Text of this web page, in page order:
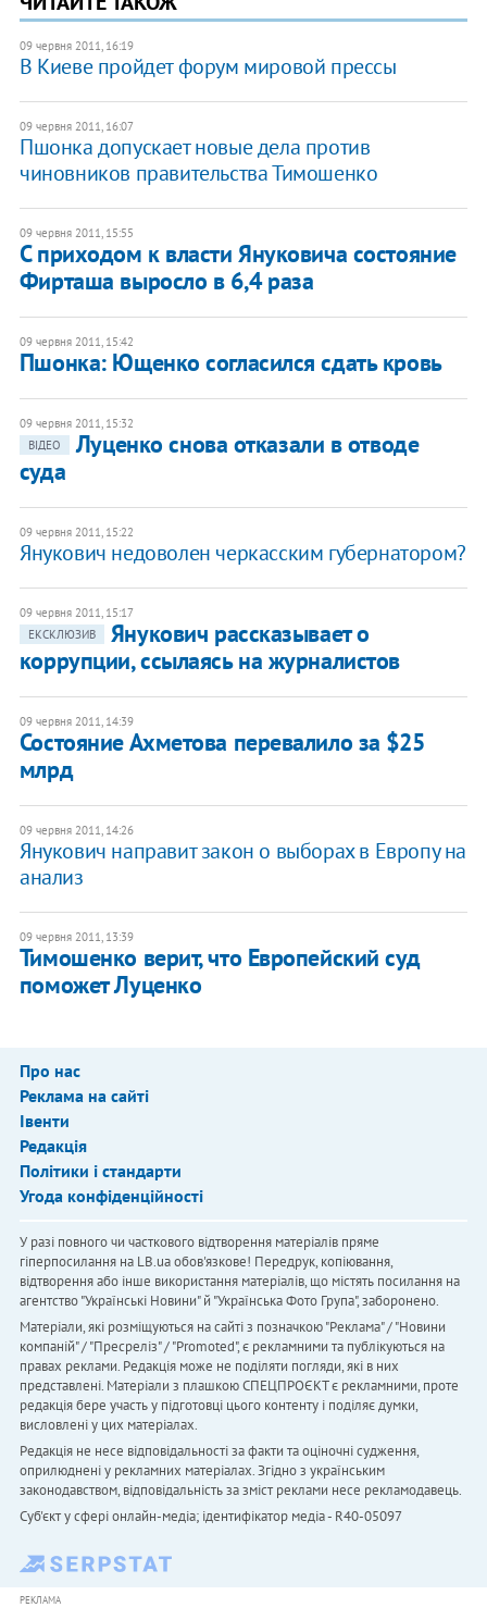
09 червня 2011, 16:19
В Киеве пройдет форум мировой прессы
09 червня 2011, 16:07
Пшонка допускает новые дела против
чиновников правительства Тимошенко
09 червня 2011, 15:55
С приходом к власти Януковича состояние
Фирташа выросло в 6,4 раза
09 червня 2011, 15:42
Пшонка: Ющенко согласился сдать кровь
09 червня 2011, 15:32
ВІДЕО
Луценко снова отказали в отводе
суда
09 червня 2011, 15:22
Янукович недоволен черкасским губернатором?
09 червня 2011, 15:17
ЕКСКЛЮЗИВ
Янукович рассказывает о
коррупции, ссылаясь на журналистов
09 червня 2011, 14:39
Состояние Ахметова перевалило за $25
млрд
09 червня 2011, 14:26
Янукович направит закон о выборах в Европу на
анализ
09 червня 2011, 13:39
Тимошенко верит, что Европейский суд
поможет Луценко
Про нас
Реклама на сайті
Івенти
Редакція
Політики і стандарти
Угода конфіденційності
У разі повного чи часткового відтворення матеріалів пряме
гіперпосилання на LB.ua обов'язкове! Передрук, копіювання,
відтворення або інше використання матеріалів, що містять посилання на
агентство "Українськi Новини" й "Українська Фото Група", заборонено.
Матеріали, які розміщуються на сайті з позначкою "Реклама" / "Новини
компаній" / "Пресреліз" / "Promoted", є рекламними та публікуються на
правах реклами. Редакція може не поділяти погляди, які в них
представлені. Матеріали з плашкою СПЕЦПРОЄКТ є рекламними, проте
редакція бере участь у підготовці цього контенту і поділяє думки,
висловлені у цих матеріалах.
Редакція не несе відповідальності за факти та оціночні судження,
оприлюднені у рекламних матеріалах. Згідно з українським
законодавством, відповідальність за зміст реклами несе рекламодавець.
Cуб'єкт у сфері онлайн-медіа; ідентифікатор медіа - R40-05097
РЕКЛАМА